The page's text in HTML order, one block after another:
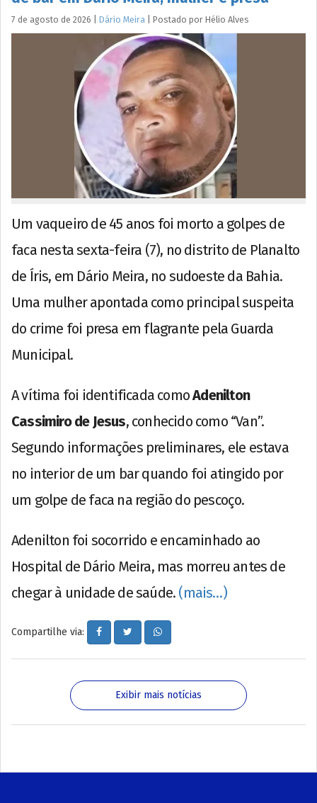
7 de agosto de 2026 Dário Meira Postado por Hélio Alves
Um vaqueiro de 45 anos foi morto a golpes de
faca nesta sexta-feira (7), no distrito de Planalto
de Íris, em Dário Meira, no sudoeste da Bahia.
Uma mulher apontada como principal suspeita
do crime foi presa em flagrante pela Guarda
Municipal.
A vítima foi identificada comoAdenilton
Cassimiro de Jesus, conhecido como “Van”.
Segundo informações preliminares, ele estava
no interior de um bar quando foi atingido por
um golpe de faca na região do pescoço.
Adenilton foi socorrido e encaminhado ao
Hospital de Dário Meira, mas morreu antes de
chegar à unidade de saúde. (mais…)
Compartilhe via:
Exibir mais notícias